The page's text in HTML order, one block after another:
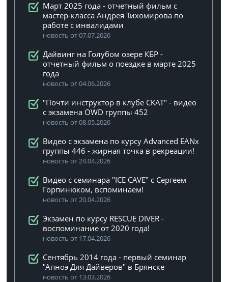
Март 2025 года - отчетный фильм с
мастер-класса Андрея Тихомирова по
работе с инвалидами
новость от 07.07.2026
Дайвинг на Голубом озере КБР -
отчетный фильм о поездке в марте 2025
года
новость от 04.06.2026
"Почти инструктор в клубе СКАТ" - видео
с экзамена OWD группы 452
новость от 08.05.2026
Видео с экзамена по курсу Advanced EANx
группы 446 - жирная точка в рекреации!
новость от 24.04.2026
Видео с семинара "ICE CAVE" с Сергеем
Горпинюком, вспоминаем!
новость от 20.04.2026
Экзамен по курсу RESCUE DIVER -
воспоминание от 2020 года!
новость от 17.04.2026
Сентябрь 2014 года - первый семинар
"Апноэ Для Дайверов" в Брянске
новость от 13.03.2026